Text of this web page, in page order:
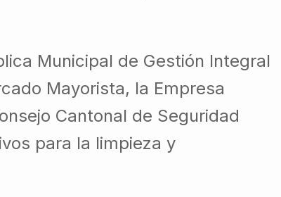
Municipal de Gestión Integral
Mayorista, la Empresa
Cantonal de Seguridad
para la limpieza y